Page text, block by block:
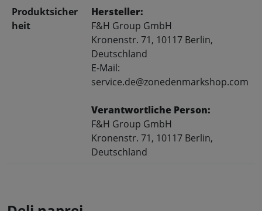
Produktsicher
heit
Hersteller:
F&H Group GmbH
Kronenstr. 71, 10117 Berlin,
Deutschland
E-Mail:
service.de@zonedenmarkshop.com
Verantwortliche Person:
F&H Group GmbH
Kronenstr. 71, 10117 Berlin,
Deutschland